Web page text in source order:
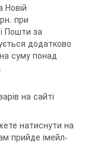
при
Пошти за
додатково
суму понад
на сайті
натиснути на
прийде імейл-